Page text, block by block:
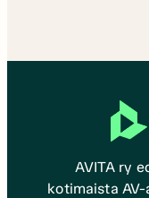
AVITA ry
kotimaista